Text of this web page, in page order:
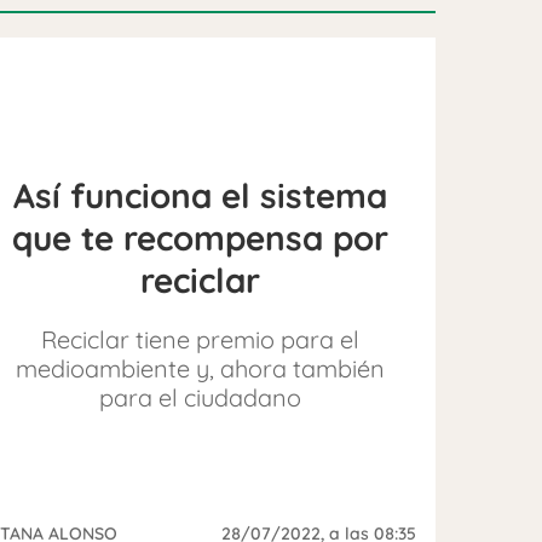
Así funciona el sistema
que te recompensa por
reciclar
Reciclar tiene premio para el
medioambiente y, ahora también
para el ciudadano
ALONSO 28/07/2022, a las 08:35